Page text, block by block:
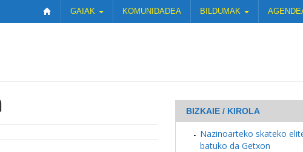
GAIAK KOMUNIDADEA BILDUMAK
BIZKAIE / KIROLA
Nazinoarteko skateko
batuko da Getxon